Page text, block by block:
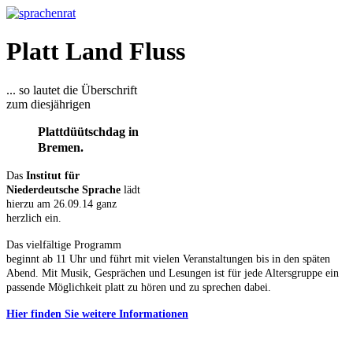
Platt Land Fluss
... so lautet die Überschrift
zum diesjährigen
Plattdüütschdag in
Bremen.
Das Institut für
Niederdeutsche Sprache lädt
hierzu am 26.09.14 ganz
herzlich ein.
Das vielfältige Programm
beginnt ab 11 Uhr und führt mit vielen Veranstaltungen bis in den späten
Abend. Mit Musik, Gesprächen und Lesungen ist für jede Altersgruppe ein
passende Möglichkeit platt zu hören und zu sprechen dabei.
Hier finden Sie weitere Informationen